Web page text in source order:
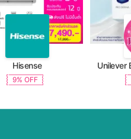
Hisense
9% OFF